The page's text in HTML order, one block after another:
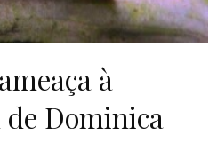
à
Dominica